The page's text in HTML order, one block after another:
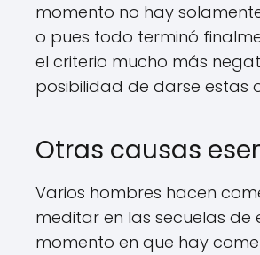
momento no hay
o pues todo terminó
el criterio mucho más
posibilidad de darse estas
Otras causas
Varios hombres hacen
meditar en las secuelas de
momento en que hay